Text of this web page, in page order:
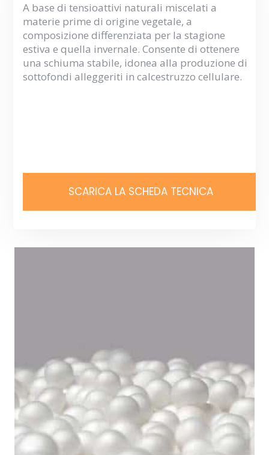
A base di tensioattivi naturali miscelati a
materie prime di origine vegetale, a
composizione differenziata per la stagione
estiva e quella invernale. Consente di ottenere
una schiuma stabile, idonea alla produzione di
sottofondi alleggeriti in calcestruzzo cellulare.
SCARICA LA SCHEDA TECNICA